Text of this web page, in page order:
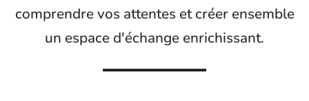
comprendre vos attentes et créer ensemble
un espace d'échange enrichissant.